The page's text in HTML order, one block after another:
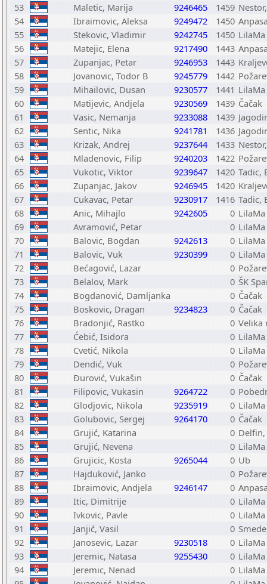
53
Maletic, Marija 9246465 1459
54
Ibraimovic, Aleksa 9249472 1450
55
Stekovic, Vladimir 9242745 1450
56
Matejic, Elena 9217490 1443
57
Zupanjac, Petar 9246953 1443
58
Jovanovic, Todor B 9245779 1442
59
Mihailovic, Dusan 9230577 1441
60
Matijevic, Andjela 9230569 1439 Čačak
61
Vasic, Nemanja 9233088 1439
62
Sentic, Nika 9241781 1436
63
Krizak, Andrej 9237644 1433
64
Mladenovic, Filip 9240203 1422
65
Vukotic, Viktor 9239647 1420 Tadic,
66
Zupanjac, Jakov 9246945 1420
67
Cukavac, Petar 9230917 1416 Tadic,
68
Anic, Mihajlo 9242605 0
69
Avramović, Petar 0
70
Balovic, Bogdan 9242613 0
71
Balovic, Vuk 9230399 0
72
Bećagović, Lazar 0
73
Belalov, Mark 0 ŠK
74
Bogdanović, Damljanka 0 Čačak
75
Boskovic, Dragan 9234823 0 Čačak
76
Bradonjić, Rastko 0 Velika
77
Ćebić, Isidora 0
78
Cvetić, Nikola 0
79
Dendić, Vuk 0
80
Đurović, Vukašin 0 Čačak
81
Filipovic, Vukasin 9264722 0
82
Glodjovic, Nikola 9235919 0
83
Golubovic, Sergej 9264170 0 Čačak
84
Grujić, Katarina 0
85
Grujić, Nevena 0
86
Grujicic, Kosta 9265044 0 Ub
87
Hajduković, Janko 0
88
Ibraimovic, Andjela 9246147 0
89
Itic, Dimitrije 0
90
Ivkovic, Pavle 0
91
Janjić, Vasil 0
92
Janosevic, Lazar 9230518 0
93
Jeremic, Natasa 9255430 0
94
Jeremic, Nenad 0